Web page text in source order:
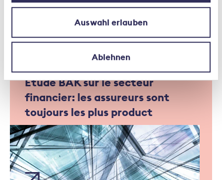
Auswahl erlauben
Ablehnen
Étude | 28 novembre 2024
Étude BAK sur le secteur
financier: les assureurs sont
toujours les plus product